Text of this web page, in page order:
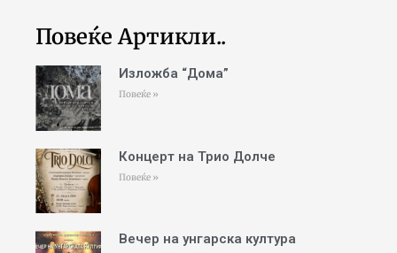
Повеќе Артикли..
Изложба “Дома”
Повеќе »
Концерт на Трио Долче
Повеќе »
Вечер на унгарска култура